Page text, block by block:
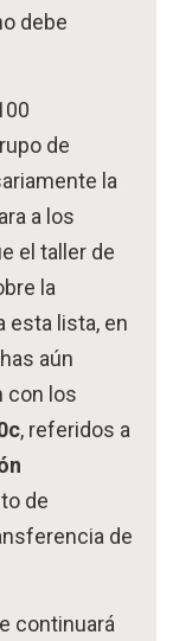
debe
de
la
a los
el taller de
la
esta lista, en
aún
con los
, referidos a
de
de
continuará